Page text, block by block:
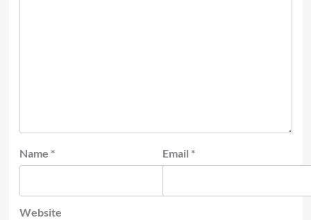
Name * Email *
Website